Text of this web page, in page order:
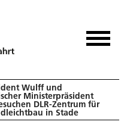
Wulff und
Ministerpräsident
DLR-Zentrum für
in Stade